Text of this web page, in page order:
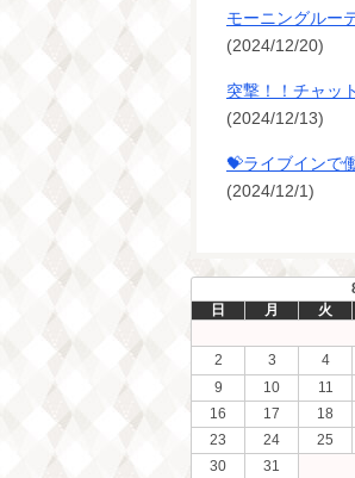
モーニングルー
(2024/12/20)
突撃！！チャッ
(2024/12/13)
💝ライブインで
(2024/12/1)
日
月 火
2 3 4
9
10 11
16
17 18
23
24 25
30
31